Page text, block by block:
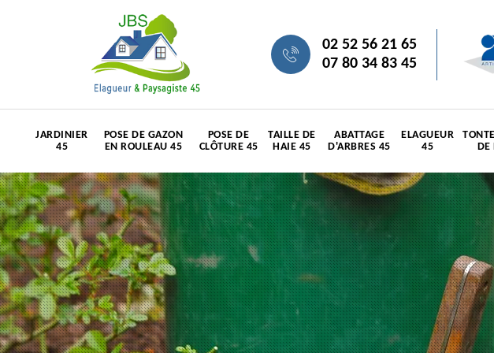
02 52 56 21 65
07 80 34 83 45
JARDINIER
45
POSE DE GAZON
EN ROULEAU 45
POSE DE
CLÔTURE 45
TAILLE DE
HAIE 45
ABATTAGE
D'ARBRES 45
ELAGUEUR
45
DE